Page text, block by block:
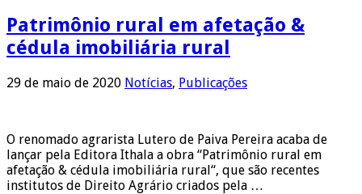
Patrimônio rural em afetação &
cédula imobiliária rural
29 de maio de 2020 Notícias, Publicações
O renomado agrarista Lutero de Paiva Pereira acaba de
lançar pela Editora Ithala a obra “Patrimônio rural em
afetação & cédula imobiliária rural“, que são recentes
institutos de Direito Agrário criados pela …